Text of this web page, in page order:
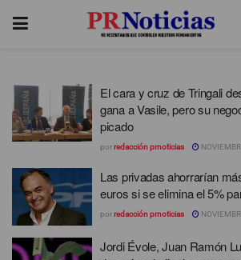
El cara y cruz de Tringali
gana a Vasile, pero su
picado
porredacción prnoticias
Las privadas ahorrarían
euros si se elimina el 5%
porredacción prnoticias
Jordi Évole, Juan Ramón